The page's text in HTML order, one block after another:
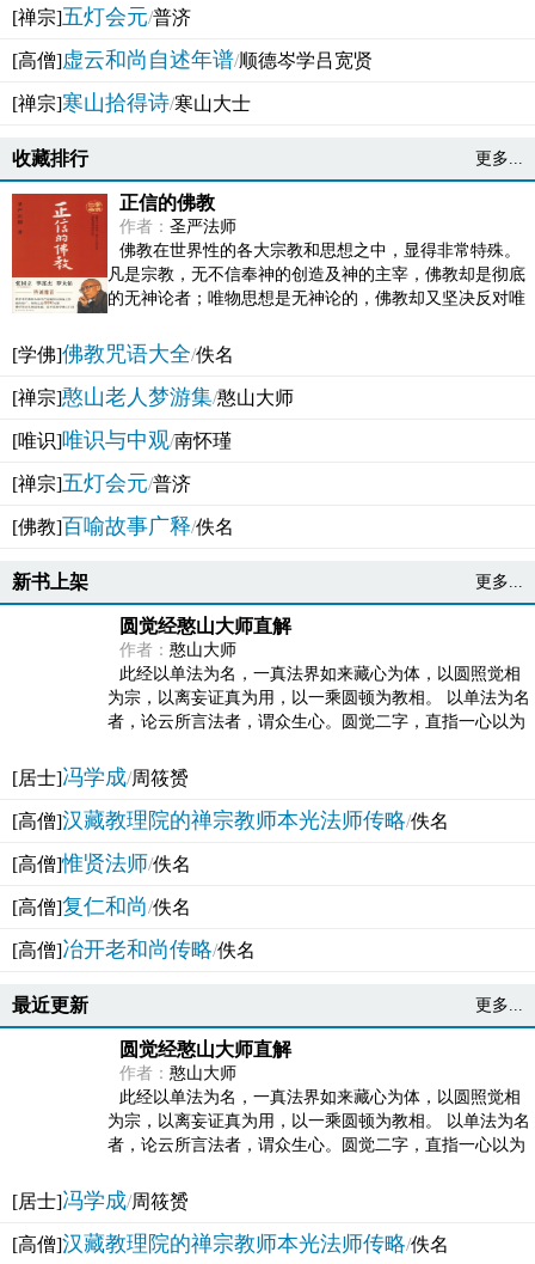
[禅宗]五灯会元/普济
[高僧]虚云和尚自述年谱/顺德岑学吕宽贤
[禅宗]寒山拾得诗/寒山大士
收藏排行 更多...
正信的佛教
作者： 圣严法师
佛教在世界性的各大宗教和思想之中，显得非常特殊。
凡是宗教，无不信奉神的创造及神的主宰，佛教却是彻底
的无神论者；唯物思想是无神论的，佛教却又坚决反对唯
[学佛]佛教咒语大全/佚名
[禅宗]憨山老人梦游集/憨山大师
[唯识]唯识与中观/南怀瑾
[禅宗]五灯会元/普济
[佛教]百喻故事广释/佚名
新书上架 更多...
圆觉经憨山大师直解
作者： 憨山大师
此经以单法为名，一真法界如来藏心为体，以圆照觉相
为宗，以离妄证真为用，以一乘圆顿为教相。 以单法为名
者，论云所言法者，谓众生心。圆觉二字，直指一心以为
[居士]冯学成/周筱赟
[高僧]汉藏教理院的禅宗教师本光法师传略/佚名
[高僧]惟贤法师/佚名
[高僧]复仁和尚/佚名
[高僧]冶开老和尚传略/佚名
最近更新 更多...
圆觉经憨山大师直解
作者： 憨山大师
此经以单法为名，一真法界如来藏心为体，以圆照觉相
为宗，以离妄证真为用，以一乘圆顿为教相。 以单法为名
者，论云所言法者，谓众生心。圆觉二字，直指一心以为
[居士]冯学成/周筱赟
[高僧]汉藏教理院的禅宗教师本光法师传略/佚名